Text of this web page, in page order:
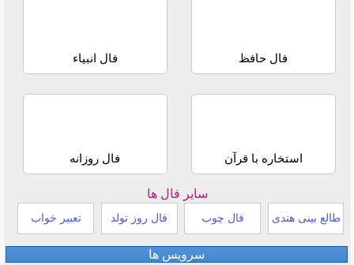
فال حافظ فال انبیاء
استخاره با قرآن فال روزانه
سایر فال ها
طالع بینی هندی فال چوب فال روز تولد تعبیر خواب
سرویس ها